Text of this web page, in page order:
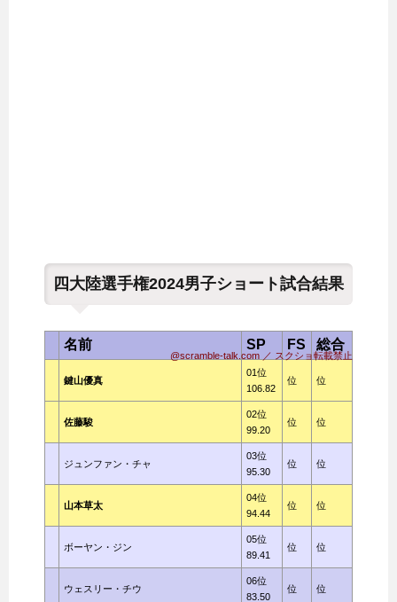
四大陸選手権2024男子ショート試合結果
@scramble-talk.com ／ スクショ転載禁止
名前 SP FS 総合
鍵山優真
01位
106.82
位 位
佐藤駿
02位
99.20
位 位
ジュンファン・チャ
03位
95.30
位 位
山本草太
04位
94.44
位 位
ボーヤン・ジン
05位
89.41
位 位
ウェスリー・チウ
06位
83.50
位 位